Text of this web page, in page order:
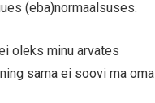
(eba)normaalsuses.
oleks minu arvates
sama ei soovi ma oma